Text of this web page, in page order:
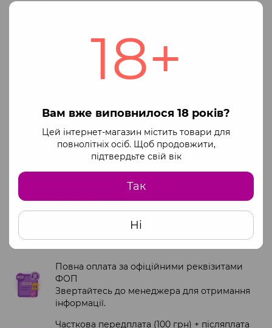
18+
Вам вже виповнилося 18 років?
Цей інтернет-магазин містить товари для
повнолітніх осіб. Щоб продовжити,
підтвердьте свій вік
Так
Ні
Різноманітність.Тільки якісні товари від
перевірених брендів.
Ідеальний подарунок.
Для себе чи як сюрприз
близькій людині, навіть від імені Таємного Санти!
незабутніми. Замовляйте зараз і дайте волю своїй
Оплата Доставка Гарантія
Ми працюємо офіційно через ФОП
Доступні способи оплати:
Оплата на сайті через monopay
Платіжні системи Visa та Mastercard
Повна оплата за офіційними реквізитами
ФОП
Звертайтесь до менеджера для отримання
інформації.
Часткова передплата (100 грн) + післяплата